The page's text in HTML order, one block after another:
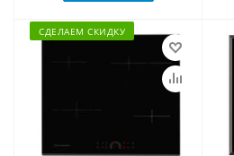
СДЕЛАЕМ СКИДКУ